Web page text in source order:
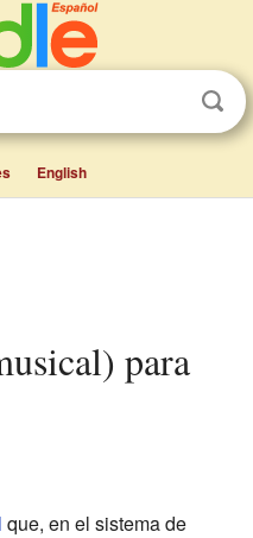
English
que, en el sistema de